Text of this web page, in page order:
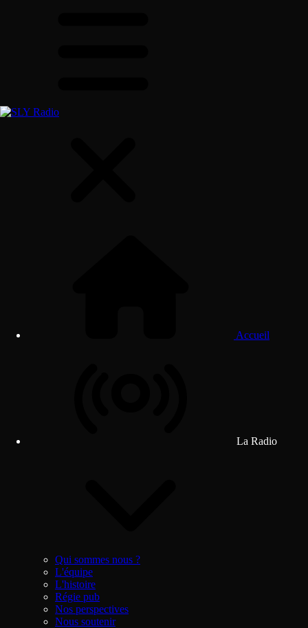
Accueil
La Radio
Qui sommes nous ?
L'équipe
L'histoire
Régie pub
Nos perspectives
Nous soutenir